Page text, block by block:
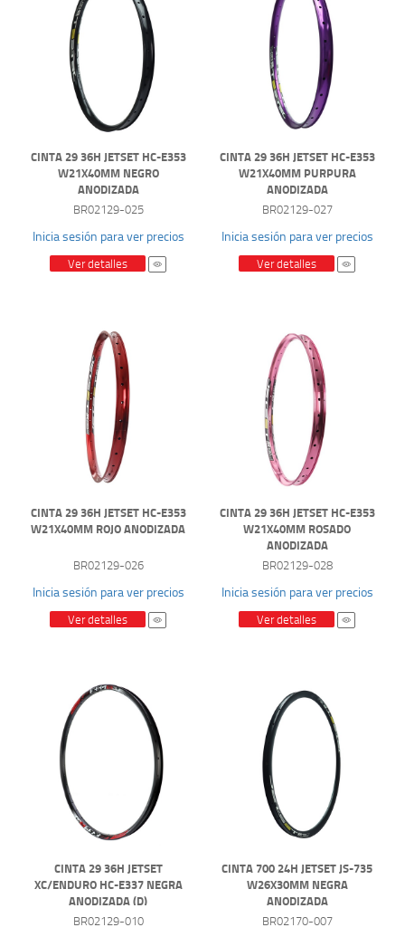
CINTA 29 36H JETSET HC-E353
W21X40MM NEGRO
ANODIZADA
BR02129-025
Inicia sesión para ver precios
Ver detalles
CINTA 29 36H JETSET HC-E353
W21X40MM PURPURA
ANODIZADA
BR02129-027
Inicia sesión para ver precios
Ver detalles
CINTA 29 36H JETSET HC-E353
W21X40MM ROJO ANODIZADA
BR02129-026
Inicia sesión para ver precios
Ver detalles
CINTA 29 36H JETSET HC-E353
W21X40MM ROSADO
ANODIZADA
BR02129-028
Inicia sesión para ver precios
Ver detalles
CINTA 29 36H JETSET
XC/ENDURO HC-E337 NEGRA
ANODIZADA (D)
BR02129-010
CINTA 700 24H JETSET JS-735
W26X30MM NEGRA
ANODIZADA
BR02170-007